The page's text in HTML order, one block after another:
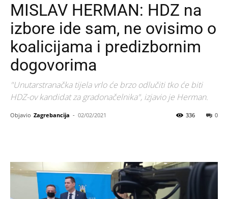
MISLAV HERMAN: HDZ na
izbore ide sam, ne ovisimo o
koalicijama i predizbornim
dogovorima
"Unutarstranačka tijela vrlo će brzo odlučiti tko će biti
HDZ-ov kandidat za gradonačelnika", izjavio je Herman.
Objavio Zagrebancija - 02/02/2021 0
336